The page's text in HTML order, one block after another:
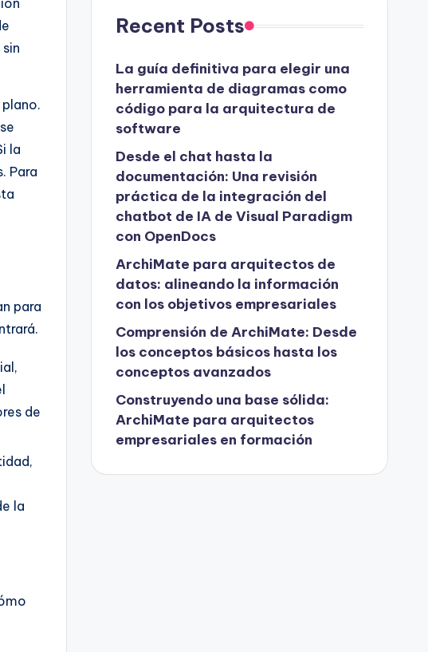
la
Para
para
de
la
Recent Posts
La guía definitiva para elegir una
herramienta de diagramas como
código para la arquitectura de
software
Desde el chat hasta la
documentación: Una revisión
práctica de la integración del
chatbot de IA de Visual Paradigm
con OpenDocs
ArchiMate para arquitectos de
datos: alineando la información
con los objetivos empresariales
Comprensión de ArchiMate: Desde
los conceptos básicos hasta los
conceptos avanzados
Construyendo una base sólida:
ArchiMate para arquitectos
empresariales en formación